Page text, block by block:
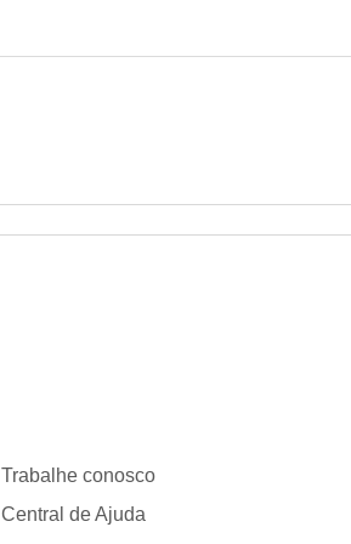
Trabalhe conosco
Central de Ajuda